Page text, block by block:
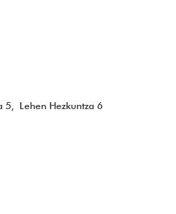
5
Lehen Hezkuntza 6